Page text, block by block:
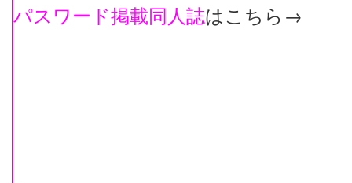
パスワード掲載同人誌はこちら→